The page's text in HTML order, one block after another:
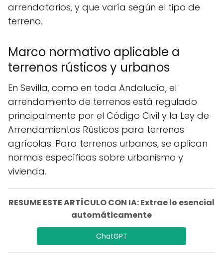
arrendatarios, y que varía según el tipo de
terreno.
Marco normativo aplicable a
terrenos rústicos y urbanos
En Sevilla, como en toda Andalucía, el
arrendamiento de terrenos está regulado
principalmente por el Código Civil y la Ley de
Arrendamientos Rústicos para terrenos
agrícolas. Para terrenos urbanos, se aplican
normas específicas sobre urbanismo y
vivienda.
RESUME ESTE ARTÍCULO CON IA: Extrae lo esencial
automáticamente
ChatGPT